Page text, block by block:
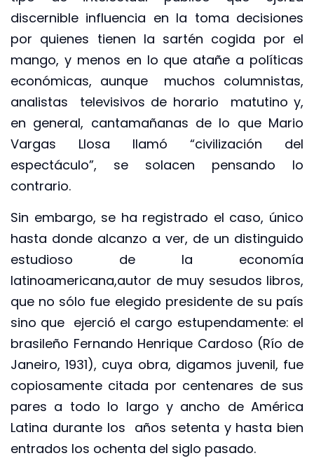
discernible influencia en la toma decisiones
por quienes tienen la sartén cogida por el
mango, y menos en lo que atañe a políticas
económicas, aunque muchos columnistas,
analistas televisivos de horario matutino y,
en general, cantamañanas de lo que Mario
Vargas Llosa llamó “civilización del
espectáculo”, se solacen pensando lo
contrario.
Sin embargo, se ha registrado el caso, único
hasta donde alcanzo a ver, de un distinguido
estudioso de la economía
latinoamericana,autor de muy sesudos libros,
que no sólo fue elegido presidente de su país
sino que ejerció el cargo estupendamente: el
brasileño Fernando Henrique Cardoso (Río de
Janeiro, 1931), cuya obra, digamos juvenil, fue
copiosamente citada por centenares de sus
pares a todo lo largo y ancho de América
Latina durante los años setenta y hasta bien
entrados los ochenta del siglo pasado.